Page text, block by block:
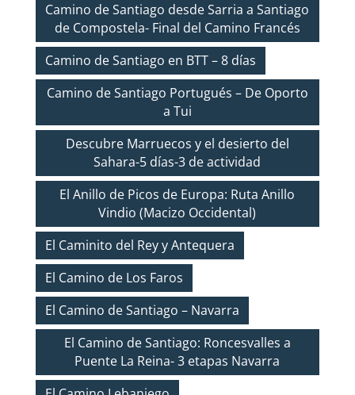
Camino de Santiago desde Sarria a Santiago
de Compostela- Final del Camino Francés
Camino de Santiago en BTT – 8 días
Camino de Santiago Portugués – De Oporto
a Tui
Descubre Marruecos y el desierto del
Sahara-5 días-3 de actividad
El Anillo de Picos de Europa: Ruta Anillo
Vindio (Macizo Occidental)
El Caminito del Rey y Antequera
El Camino de Los Faros
El Camino de Santiago – Navarra
El Camino de Santiago: Roncesvalles a
Puente La Reina- 3 etapas Navarra